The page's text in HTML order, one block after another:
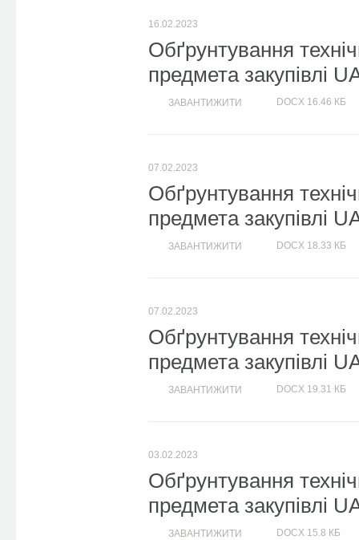
16.02.2023
Обґрунтування
предмета закупівлі
ЗАВАНТИЖИТИ DOCX 16.46 КБ
07.02.2023
Обґрунтування
предмета закупівлі
ЗАВАНТИЖИТИ DOCX 18.33 КБ
07.02.2023
Обґрунтування
предмета закупівлі
ЗАВАНТИЖИТИ DOCX 19.31 КБ
03.02.2023
Обґрунтування
предмета закупівлі
ЗАВАНТИЖИТИ DOCX 15.8 КБ